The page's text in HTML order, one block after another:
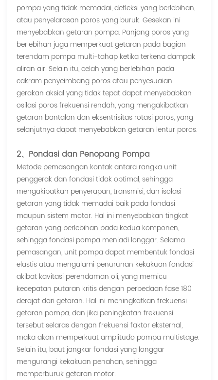
pompa yang tidak memadai, defleksi yang berlebihan,
atau penyelarasan poros yang buruk. Gesekan ini
menyebabkan getaran pompa. Panjang poros yang
berlebihan juga memperkuat getaran pada bagian
terendam pompa multi-tahap ketika terkena dampak
aliran air. Selain itu, celah yang berlebihan pada
cakram penyeimbang poros atau penyesuaian
gerakan aksial yang tidak tepat dapat menyebabkan
osilasi poros frekuensi rendah, yang mengakibatkan
getaran bantalan dan eksentrisitas rotasi poros, yang
selanjutnya dapat menyebabkan getaran lentur poros.
2、Pondasi dan Penopang Pompa
Metode pemasangan kontak antara rangka unit
penggerak dan fondasi tidak optimal, sehingga
mengakibatkan penyerapan, transmisi, dan isolasi
getaran yang tidak memadai baik pada fondasi
maupun sistem motor. Hal ini menyebabkan tingkat
getaran yang berlebihan pada kedua komponen,
sehingga fondasi pompa menjadi longgar. Selama
pemasangan, unit pompa dapat membentuk fondasi
elastis atau mengalami penurunan kekakuan fondasi
akibat kavitasi perendaman oli, yang memicu
kecepatan putaran kritis dengan perbedaan fase 180
derajat dari getaran. Hal ini meningkatkan frekuensi
getaran pompa, dan jika peningkatan frekuensi
tersebut selaras dengan frekuensi faktor eksternal,
maka akan memperkuat amplitudo pompa multistage.
Selain itu, baut jangkar fondasi yang longgar
mengurangi kekakuan penahan, sehingga
memperburuk getaran motor.